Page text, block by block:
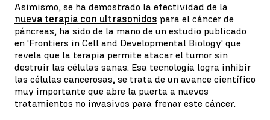
Asimismo, se ha demostrado la efectividad de la
nueva terapia con ultrasonidos para el cáncer de
páncreas, ha sido de la mano de un estudio publicado
en 'Frontiers in Cell and Developmental Biology' que
revela que la terapia permite atacar el tumor sin
destruir las células sanas. Esa tecnología logra inhibir
las células cancerosas, se trata de un avance científico
muy importante que abre la puerta a nuevos
tratamientos no invasivos para frenar este cáncer.